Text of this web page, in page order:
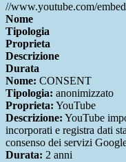
//www.youtube.com/
Nome
Tipologia
Proprieta
Descrizione
Durata
Nome: CONSENT
Tipologia: anonimizzato
Proprieta: YouTube
Descrizione: YouTube
incorporati e registra dati
consenso dei servizi
Durata: 2 anni